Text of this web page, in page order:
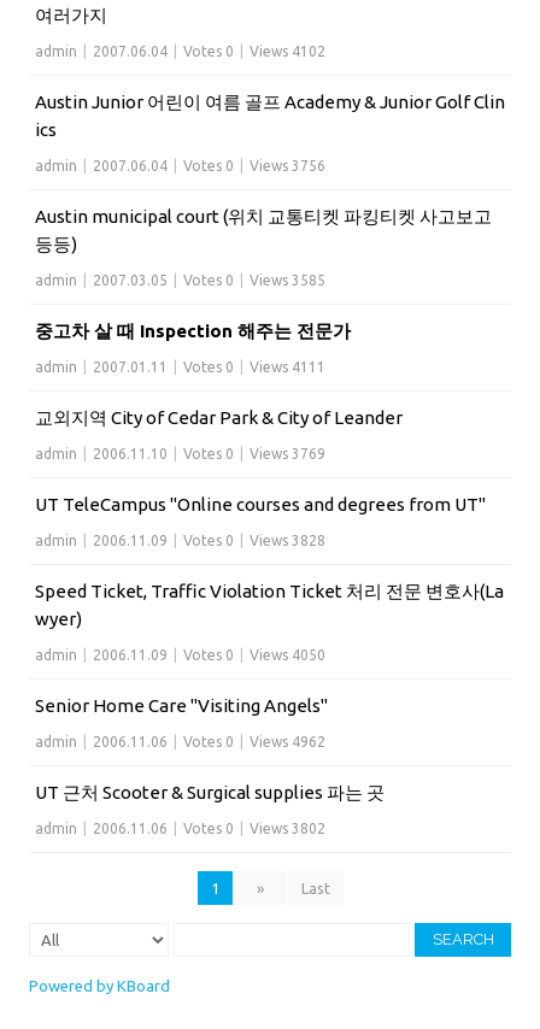
여러가지
admin 2007.06.04 Votes 0 Views 4102
Austin Junior 어린이 여름 골프 Academy & Junior Golf Clin
ics
admin 2007.06.04 Votes 0 Views 3756
Austin municipal court (위치 교통티켓 파킹티켓 사고보고
등등)
admin 2007.03.05 Votes 0 Views 3585
중고차 살 때 Inspection 해주는 전문가
admin 2007.01.11 Votes 0 Views 4111
교외지역 City of Cedar Park & City of Leander
admin 2006.11.10 Votes 0 Views 3769
UT TeleCampus "Online courses and degrees from UT"
admin 2006.11.09 Votes 0 Views 3828
Speed Ticket, Traffic Violation Ticket 처리 전문 변호사(La
wyer)
admin 2006.11.09 Votes 0 Views 4050
Senior Home Care "Visiting Angels"
admin 2006.11.06 Votes 0 Views 4962
UT 근처 Scooter & Surgical supplies 파는 곳
admin 2006.11.06 Votes 0 Views 3802
1 » Last
SEARCH
Powered by KBoard